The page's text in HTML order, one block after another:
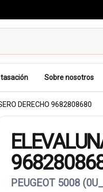
tasación Sobre nosotros
DERECHO 9682808680
PEUGEOT 5008